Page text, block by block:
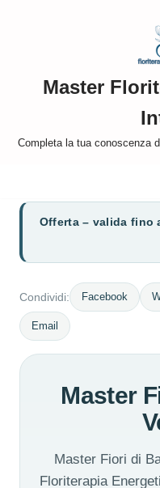
contenutoMaster
Completa la tua conoscenza
Offerta – valida fino
Condividi: Facebook
Email
Master
Master Fiori di
Floriterapia